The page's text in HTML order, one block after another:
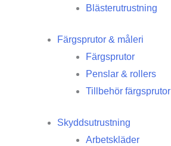
Blästerutrustning
Färgsprutor & måleri
Färgsprutor
Penslar & rollers
Tillbehör färgsprutor
Skyddsutrustning
Arbetskläder